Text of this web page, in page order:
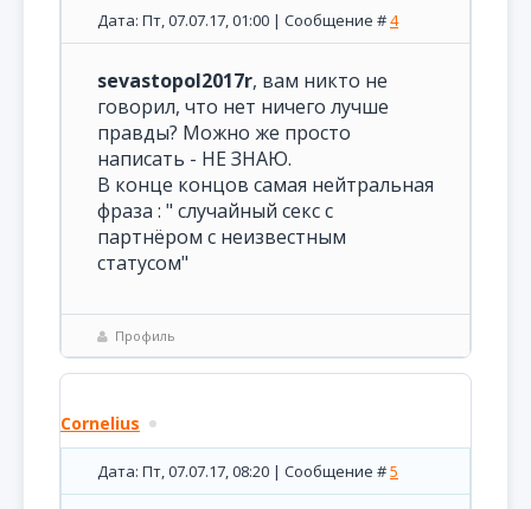
Дата: Пт, 07.07.17, 01:00 | Сообщение #4
sevastopol2017r, вам никто не
говорил, что нет ничего лучше
правды? Можно же просто
написать - НЕ ЗНАЮ.
В конце концов самая нейтральная
фраза : " случайный секс с
партнёром с неизвестным
статусом"
Профиль
Cornelius
Дата: Пт, 07.07.17, 08:20 | Сообщение #5